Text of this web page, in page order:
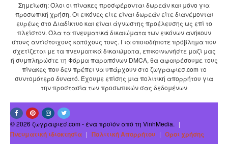
Σημείωση: Όλοι οι πίνακες προσφέρονται δωρεάν και μόνο για
προσωπική χρήση. Οι εικόνες είτε είναι δωρεάν είτε διανέμονται
ευρέως στο Διαδίκτυο και είναι άγνωστης προέλευσης ως επί το
πλείστον. Όλα τα πνευματικά δικαιώματα των εικόνων ανήκουν
στους αντίστοιχους κατόχους τους. Για οποιοδήποτε πρόβλημα που
σχετίζεται με τα πνευματικά δικαιώματα, επικοινωνήστε μαζί μας
ή συμπληρώστε τη Φόρμα παραπόνων DMCA, θα αφαιρέσουμε τους
πίνακες που δεν πρέπει να υπάρχουν στο ζωγραφιεσ.com το
συντομότερο δυνατό. Έχουμε επίσης μια πολιτική απορρήτου για
την προστασία των προσωπικών σας δεδομένων
© 2026 ζωγραφιεσ.com - ένα προϊόν από τη VinhMedia. |
Πνευματική ιδιοκτησία | Πολιτική Απορρήτου | Οροι χρήσης